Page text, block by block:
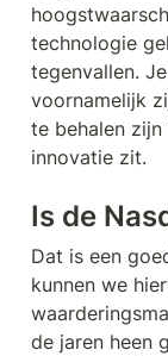
technologie
tegenvallen.
voornamelijk
te behalen
innovatie zit.
Is de
Dat is een
kunnen we
de jaren heen